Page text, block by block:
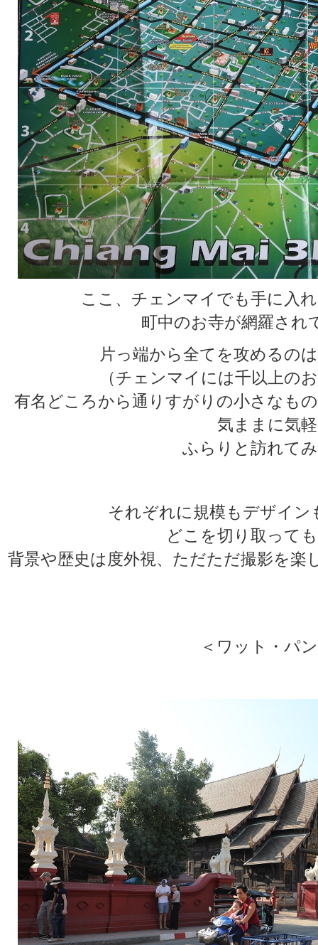
ここ、チェンマイでも手に入
町中のお寺が網羅され
片っ端から全てを攻めるの
（チェンマイには千以上の
有名どころから通りすがりの小さなも
気ままに気
ふらりと訪れて
それぞれに規模もデザイン
どこを切り取って
背景や歴史は度外視、ただただ撮影を
＜ワット・パ